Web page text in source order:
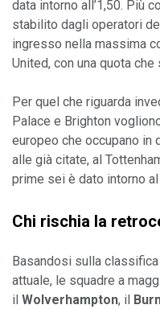
data intorno all’1,50. Più
stabilito dagli operatori
ingresso nella massima
United, con una quota
Per quel che riguarda
Palace e Brighton
europeo che occupano in
alle già citate, al
prime sei è dato intorno al
Chi rischia la
Basandosi sulla
attuale, le squadre a
il Wolverhampton, il